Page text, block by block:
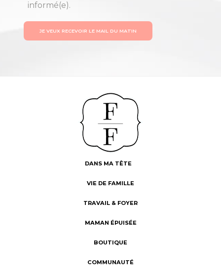
informé(e).
JE VEUX RECEVOIR LE MAIL DU MATIN
DANS MA TÊTE
VIE DE FAMILLE
TRAVAIL & FOYER
MAMAN ÉPUISÉE
BOUTIQUE
COMMUNAUTÉ